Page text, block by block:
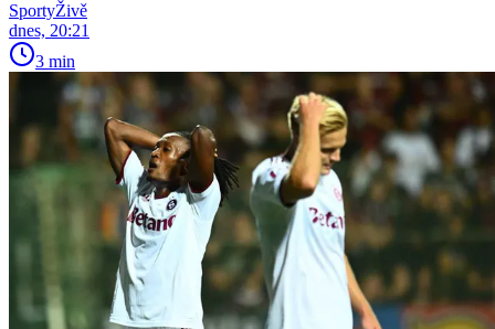
SportyŽivě
dnes, 20:21
3 min